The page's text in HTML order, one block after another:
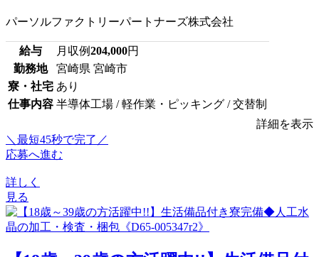
パーソルファクトリーパートナーズ株式会社
給与 月収例204,000円
勤務地
宮崎県 宮崎市
寮・社宅 あり
仕事内容 半導体工場 / 軽作業・ピッキング / 交替制
詳細を表示
＼最短45秒で完了／
応募へ進む
詳しく
見る